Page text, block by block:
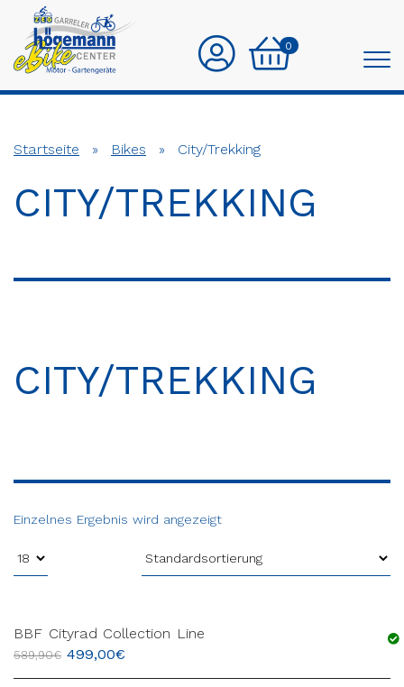
0
Startseite » Bikes » City/Trekking
CITY/TREKKING
CITY/TREKKING
Einzelnes Ergebnis wird angezeigt
BBF Cityrad Collection Line
589,90€ 499,00€